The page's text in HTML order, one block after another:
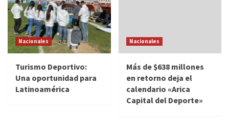
Nacionales
Turismo Deportivo:
Una oportunidad para
Latinoamérica
Nacionales
Más de $638 millones
en retorno deja el
calendario «Arica
Capital del Deporte»